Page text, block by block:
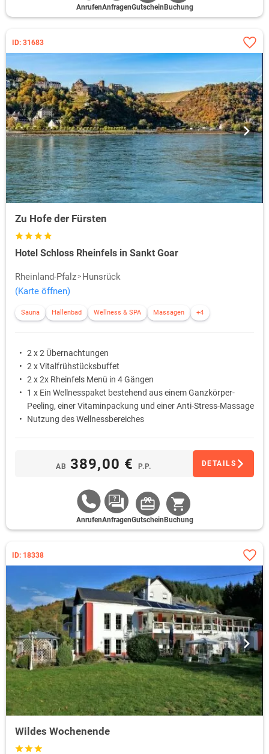
AnrufenAnfragenGutschein Buchung
ID: 31683
Zu Hofe der Fürsten
Hotel Schloss Rheinfels in Sankt Goar
Rheinland-Pfalz
Hunsrück
(Karte öffnen)
Sauna Hallenbad Wellness & SPA Massagen +4
2 x 2 Übernachtungen
2 x Vitalfrühstücksbuffet
2 x 2x Rheinfels Menü in 4 Gängen
1 x Ein Wellnesspaket bestehend aus einem Ganzkörper-
Peeling, einer Vitaminpackung und einer Anti-Stress-Massage
Nutzung des Wellnessbereiches
AB 389,00 € P.P. DETAILS
AnrufenAnfragenGutschein Buchung
ID: 18338
Wildes Wochenende